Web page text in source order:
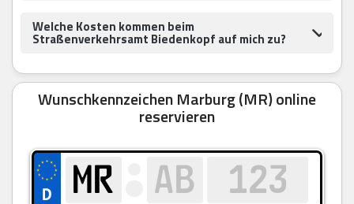
Welche Kosten kommen beim
Straßenverkehrsamt Biedenkopf auf mich zu?
Wunschkennzeichen Marburg (MR) online
reservieren